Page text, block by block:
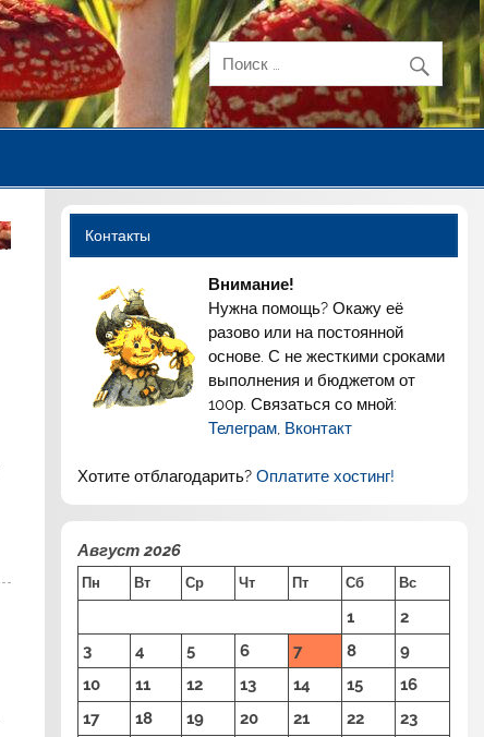
Контакты
Внимание!
Нужна помощь? Окажу её
разово или на постоянной
основе. С не жесткими сроками
выполнения и бюджетом от
100р. Связаться со мной:
Телеграм Вконтакт
Хотите отблагодарить?Оплатите хостинг!
Август 2026
Пн Вт Ср Чт Пт Сб Вс
1
2
3
4 5 6 7 8
9
10
11 12 13 14 15
16
17
18 19 20 21 22
23